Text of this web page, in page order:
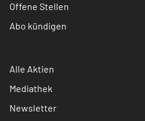
Offene Stellen
Abo kündigen
Alle Aktien
Mediathek
Newsletter